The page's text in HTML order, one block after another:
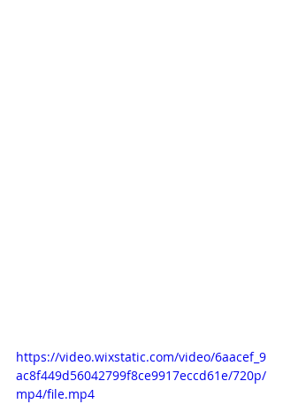
https://video.wixstatic.com/video/6aacef_9
ac8f449d56042799f8ce9917eccd61e/720p/
mp4/file.mp4